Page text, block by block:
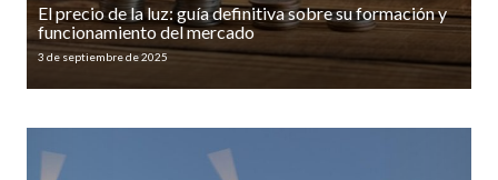
El precio de la luz: guía definitiva sobre su formación y
funcionamiento del mercado
3 de septiembre de 2025